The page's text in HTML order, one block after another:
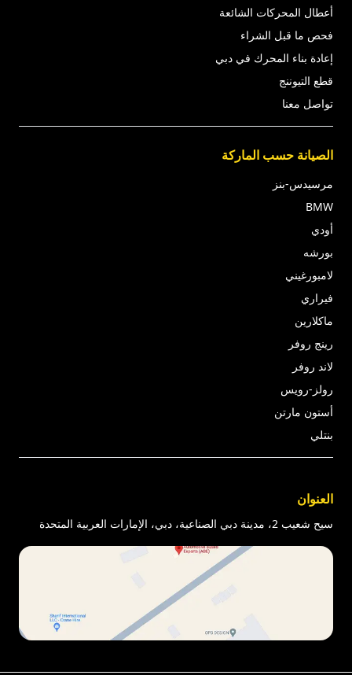
أعطال المحركات الشائعة
فحص ما قبل الشراء
إعادة بناء المحرك في دبي
قطع التيوننج
تواصل معنا
الصيانة حسب الماركة
مرسيدس-بنز
BMW
أودي
بورشه
لامبورغيني
فيراري
ماكلارين
رينج روفر
لاند روفر
رولز-رويس
أستون مارتن
بنتلي
العنوان
سيح شعيب 2، مدينة دبي الصناعية، دبي، الإمارات العربية المتحدة